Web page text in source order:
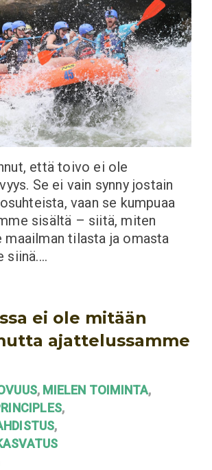
että toivo ei ole
Se ei vain synny jostain
vaan se kumpuaa
sisältä – siitä, miten
maailman tilasta ja omasta
siinä.…
ei ole mitään
ajattelussamme
, MIELEN TOIMINTA,
,
,